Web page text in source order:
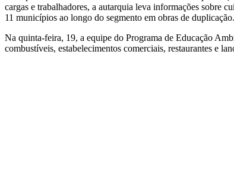
cargas e trabalhadores, a autarquia leva informações sobre
11 municípios ao longo do segmento em obras de
Na quinta-feira, 19, a equipe do Programa de Educação
combustíveis, estabelecimentos comerciais, restaurantes e